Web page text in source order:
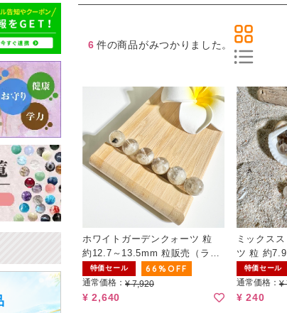
6 件の商品がみつかりました。
ホワイトガーデンクォーツ 粒
約12.7～13.5mm 粒販売（ラン
ダム）
特価セール 66%OFF
通常価格： ¥ 7,920
¥ 2,640
ミックス
ツ 粒 約
（ランダム
特価セール
通常価格：¥
¥ 240